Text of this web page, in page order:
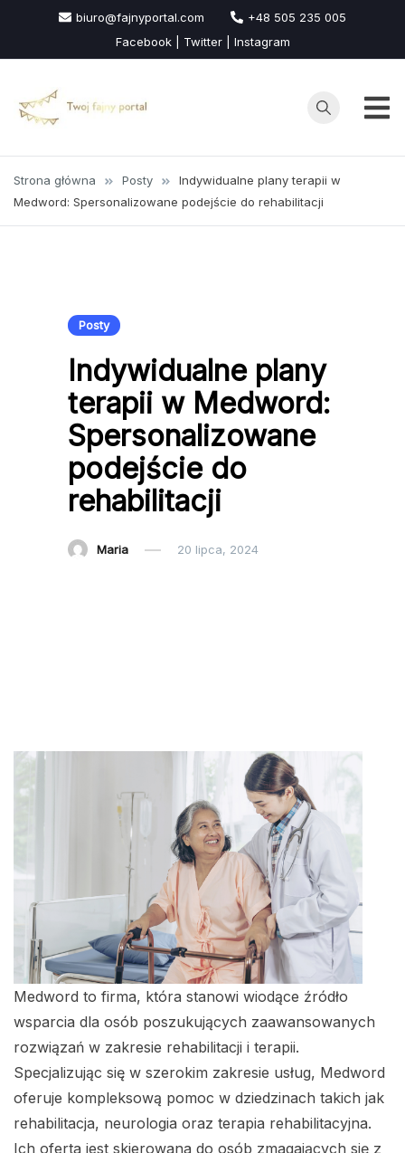
treści
biuro@fajnyportal.com
+48 505 235 005
Facebook | Twitter | Instagram
Strona główna Posty
Indywidualne plany terapii w
Medword: Spersonalizowane podejście do rehabilitacji
Posty
Indywidualne plany
terapii w Medword:
Spersonalizowane
podejście do
rehabilitacji
Maria 20 lipca, 2024
Medword to firma, która stanowi wiodące źródło
wsparcia dla osób poszukujących zaawansowanych
rozwiązań w zakresie rehabilitacji i terapii.
Specjalizując się w szerokim zakresie usług, Medword
oferuje kompleksową pomoc w dziedzinach takich jak
rehabilitacja, neurologia oraz terapia rehabilitacyjna.
Ich oferta jest skierowana do osób zmagających się z